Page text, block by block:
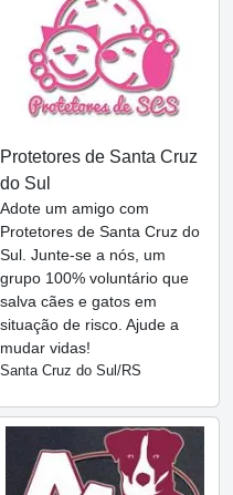
Protetores de Santa Cruz
do Sul
Adote um amigo com
Protetores de Santa Cruz do
Sul. Junte-se a nós, um
grupo 100% voluntário que
salva cães e gatos em
situação de risco. Ajude a
mudar vidas!
Santa Cruz do Sul/RS